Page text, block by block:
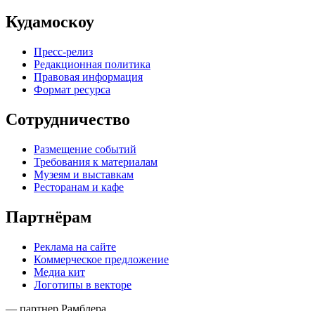
Кудамоскоу
Пресс-релиз
Редакционная политика
Правовая информация
Формат ресурса
Сотрудничество
Размещение событий
Требования к материалам
Музеям и выставкам
Ресторанам и кафе
Партнёрам
Реклама на сайте
Коммерческое предложение
Медиа кит
Логотипы в векторе
— партнер Рамблера